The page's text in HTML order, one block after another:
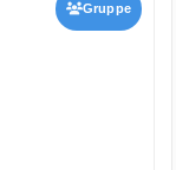
Gruppe